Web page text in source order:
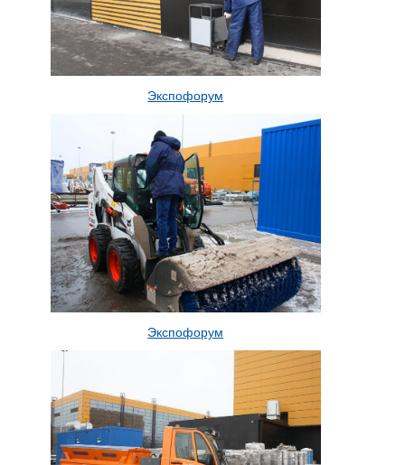
Экспофорум
Экспофорум